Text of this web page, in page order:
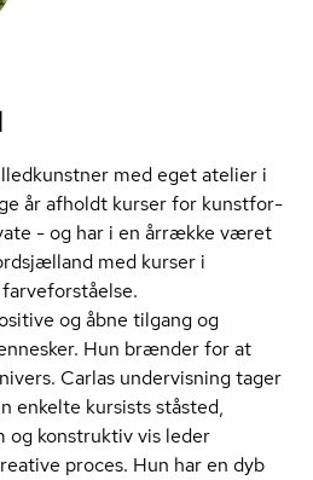
med eget atelier i
år afholdt kurser for kunst­for­
- og har i en årrække været
med kurser i
og åbne tilgang og
Hun brænder for at
Carlas undervisning tager
enkelte kursists ståsted,
og konstruktiv vis leder
proces. Hun har en dyb